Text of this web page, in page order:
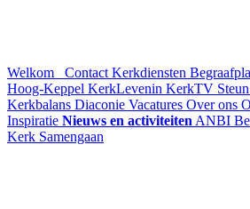
Welkom Contact Kerkdiensten
Hoog-Keppel KerkLevenin KerkTV
Kerkbalans Diaconie Vacatures Over ons
Inspiratie Nieuws en activiteiten ANBI
Kerk Samengaan